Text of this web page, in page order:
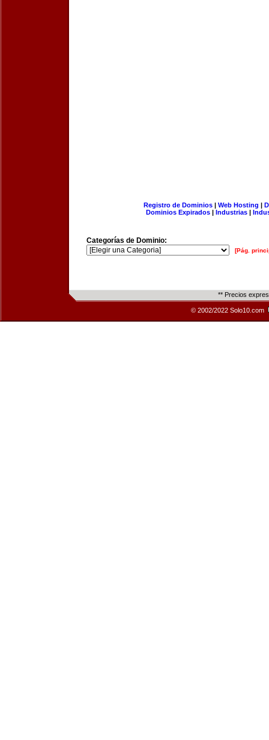
Registro de Dominios| Web Hosting |
Dominios Expirados | Industrias |
Categorías de Dominio:
[Pág.
** Precios
© 2002/2022 Solo10.com